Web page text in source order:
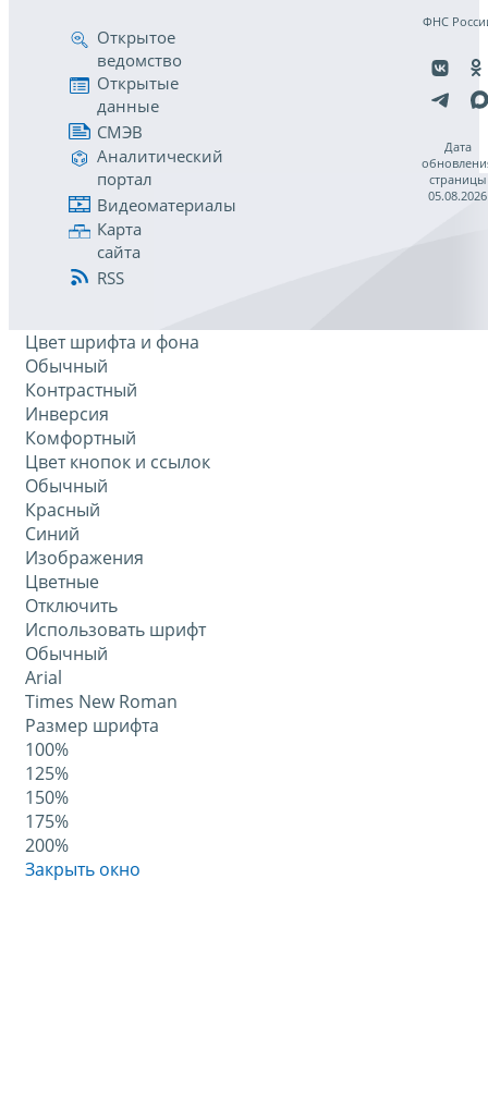
Открытое
ведомство
Открытые
данные
СМЭВ
Аналитический
портал
Видеоматериалы
Карта
сайта
RSS
ФНС
Дата
страницы
05.08.2026
Цвет шрифта и фона
Обычный
Контрастный
Инверсия
Комфортный
Цвет кнопок и ссылок
Обычный
Красный
Синий
Изображения
Цветные
Отключить
Использовать шрифт
Обычный
Arial
Times New Roman
Размер шрифта
100%
125%
150%
175%
200%
Закрыть окно